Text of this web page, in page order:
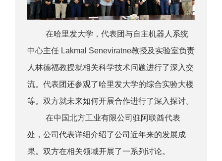
在哈里发大学，代表团与自主机器人系统
中心主任 Lakmal Seneviratne教授及实验室负责
人林德福教授就相关科学技术问题进行了深入交
流。代表团还参观了哈里发大学的综合实验大楼
等。双方就未来如何开展合作进行了深入探讨。
在中国北方工业有限公司驻阿联酋代表
处，公司代表详细介绍了公司近年来的发展成
果。双方在相关领域开展了一系列讨论。